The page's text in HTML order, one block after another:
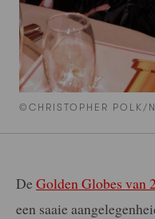
©CHRISTOPHER POLK/
De Golden Globes van
een saaie